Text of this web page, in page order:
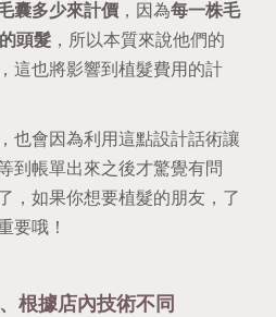
囊多少來計價 ，因為每一株毛
頭髮 ，所以本質來說他們的
這也將影響到植髮費用的計
也會因為利用這點設計話術讓
到帳單出來之後才驚覺有問
，如果你想要植髮的朋友，了
要哦！
根據店內技術不同